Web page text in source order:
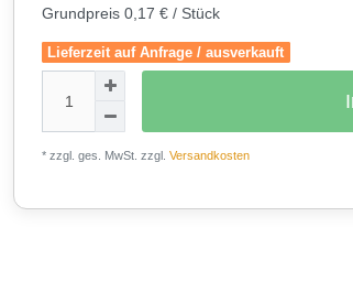
Grundpreis 0,17 € / Stück
Lieferzeit auf Anfrage / ausverkauft
* zzgl. ges. MwSt. zzgl.
Versandkosten